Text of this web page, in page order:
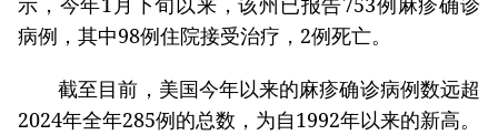
病例，其中98例住院接受治疗，2例死亡。
截至目前，美国今年以来的麻疹确诊病例数远超
2024年全年285例的总数，为自1992年以来的新高。